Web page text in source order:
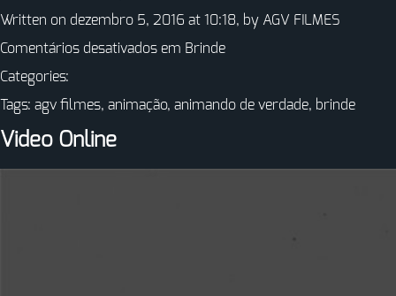
Written on dezembro 5, 2016 at 10:18, by AGV FILMES
Comentários desativados em Brinde
Categories:
Tags: agv filmes, animação, animando de verdade, brinde
Video Online